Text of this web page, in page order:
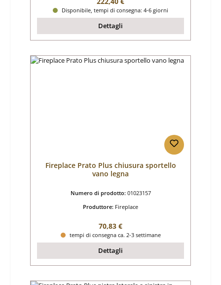
Disponibile, tempi di consegna: 4-6 giorni
Dettagli
Fireplace Prato Plus chiusura sportello
vano legna
Numero di prodotto: 01023157
Produttore: Fireplace
Prezzo normale:
70,83 €
tempi di consegna ca. 2-3 settimane
Dettagli